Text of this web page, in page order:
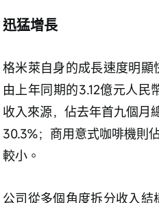
迅猛增長
格米萊自身的成長速度明
由上年同期的3.12億元人
收入來源，佔去年首九個月
30.3%；商用意式咖啡機則
較小。
公司從多個角度拆分收入